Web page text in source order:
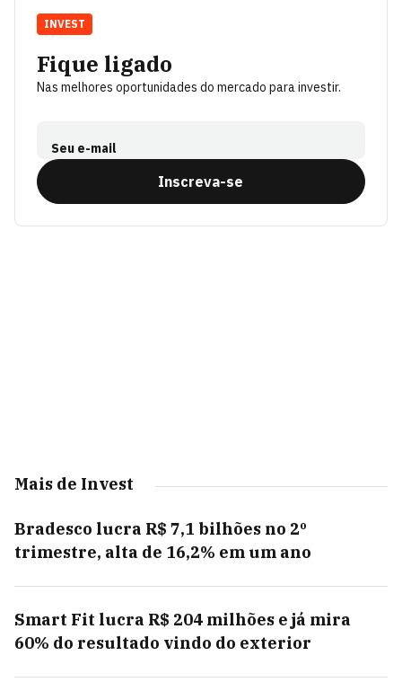
Fique ligado
Nas melhores oportunidades do mercado para investir.
Seu e-mail
Inscreva-se
INVEST
Mais de Invest
Bradesco lucra R$ 7,1 bilhões no 2º
trimestre, alta de 16,2% em um ano
Smart Fit lucra R$ 204 milhões e já mira
60% do resultado vindo do exterior